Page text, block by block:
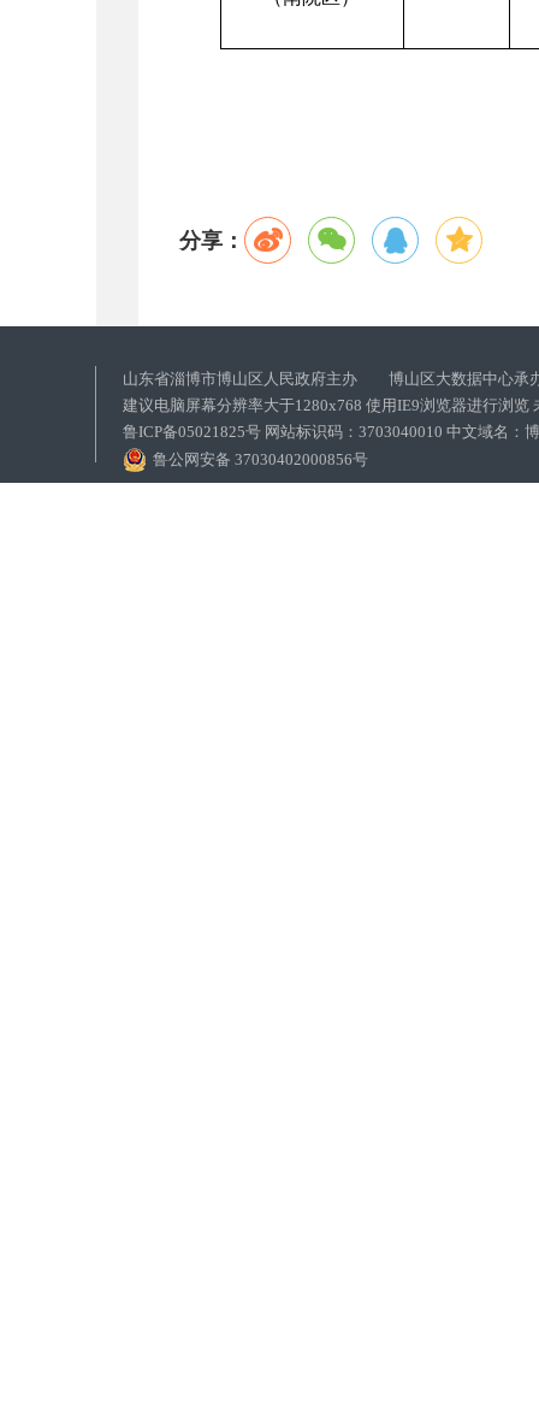
分享：
山东省淄博市博山区人民政府主办 博山区大数据中心承
建议电脑屏幕分辨率大于1280x768 使用IE9浏览器进行浏览
鲁ICP备05021825号 网站标识码：3703040010 中文域名：
鲁公网安备 37030402000856号